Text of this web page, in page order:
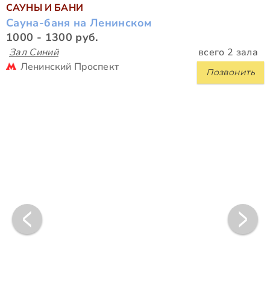
САУНЫ И БАНИ
Сауна-баня на Ленинском
1000 - 1300 руб.
Зал Синий всего 2 зала
Позвонить
Ленинский Проспект